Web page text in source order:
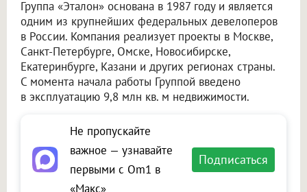
Группа «Эталон» основана в 1987 году и является
одним из крупнейших федеральных девелоперов
в России. Компания реализует проекты в Москве,
Санкт-Петербурге, Омске, Новосибирске,
Екатеринбурге, Казани и других регионах страны.
С момента начала работы Группой введено
в эксплуатацию 9,8 млн кв. м недвижимости.
Не пропускайте
важное — узнавайте
первыми с Om1 в
«Макс»
Подписаться